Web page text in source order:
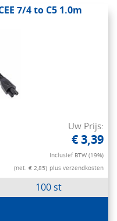
7/4 to C5 1.0m
Uw Prijs:
€ 3,39
Inclusief BTW (19%)
(net. € 2,85) plus verzendkosten
100 st